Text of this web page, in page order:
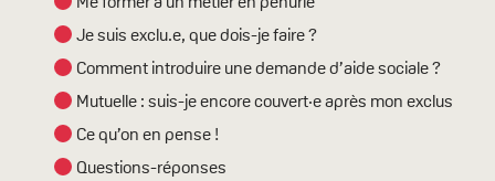
Je suis exclu.e, que dois-je faire ?
Comment introduire une demande d’aide sociale ?
Mutuelle : suis-je encore couvert·e après mon exclusion ?
Ce qu’on en pense !
Questions-réponses